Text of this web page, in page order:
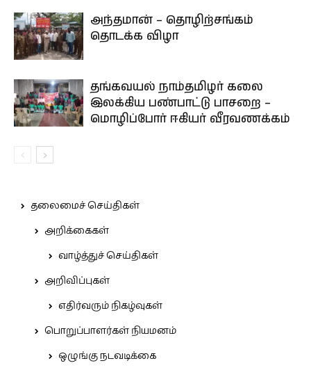
அந்தமான் – தொழிற்சங்கம்
தொடக்க விழா
தங்கவயல் நாம்தமிழர் கலை
இலக்கிய பண்பாட்டு பாசறை –
மொழிப்போர் ஈகியர் வீரவணக்கம்
தலைமைச் செய்திகள்
அறிக்கைகள்
வாழ்த்துச் செய்திகள்
அறிவிப்புகள்
எதிர்வரும் நிகழ்வுகள்
பொறுப்பாளர்கள் நியமனம்
ஒழுங்கு நடவடிக்கை